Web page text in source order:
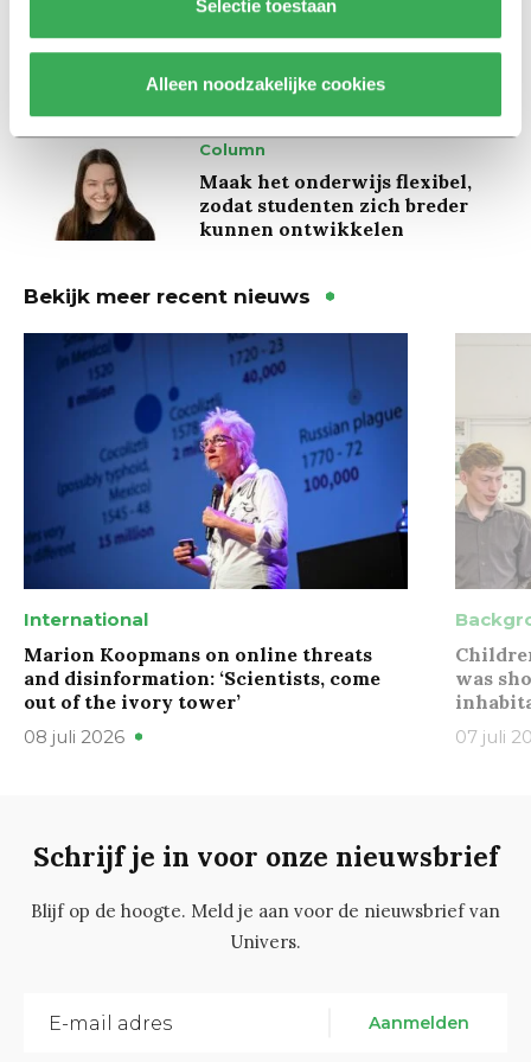
Selectie toestaan
Alleen noodzakelijke cookies
Ritalin, koffie en
slaapmiddelen: zo komen
studenten de tentamenperiode
door
Column
Maak het onderwijs flexibel,
zodat studenten zich breder
kunnen ontwikkelen
Bekijk meer recent nieuws
International
Marion Koopmans on online threats
and disinformation: ‘Scientists, come
out of the ivory tower’
08 juli 2026
was
07 juli
Schrijf je in voor onze nieuwsbrief
Blijf op de hoogte. Meld je aan voor de nieuwsbrief van
Univers.
Aanmelden